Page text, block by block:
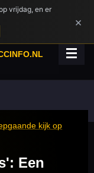
kijk op
Een
vrijdag, en er
×